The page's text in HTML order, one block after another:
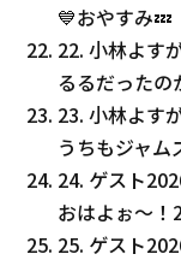
💙おやすみ💤
22. 小林よす
るるだったの
23. 小林よす
うちもジャム
24. ゲスト
おはよぉ〜！
25. ゲスト